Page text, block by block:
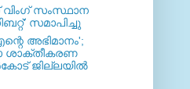
വിംഗ് സംസ്ഥാന
സമാപിച്ചു
അഭിമാനം';
ശാക്തീകരണ
ജില്ലയില്‍